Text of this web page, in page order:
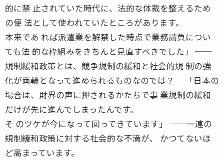
的に禁 止されていた時代に、法的な体裁を整えるため
の便 法として使われていたところがあります。
本来であ れば派遣業を解禁した時点で業務請負につい
ても法 的な枠組みをきちんと見直すべきでした」 ──
規制緩和政策とは、競争規制の緩和と社会的規 制の強
化が両輪となって進められるものなのでは？ 「日本の
場合は、財界の声に押されるかたちで事 業規制の緩和
だけが先に進んでしまったんです。
そ のツケが今になって回ってきています」 ──一連の
規制緩和政策に対する社会的な不満が、 かつてないほ
ど高まっています。